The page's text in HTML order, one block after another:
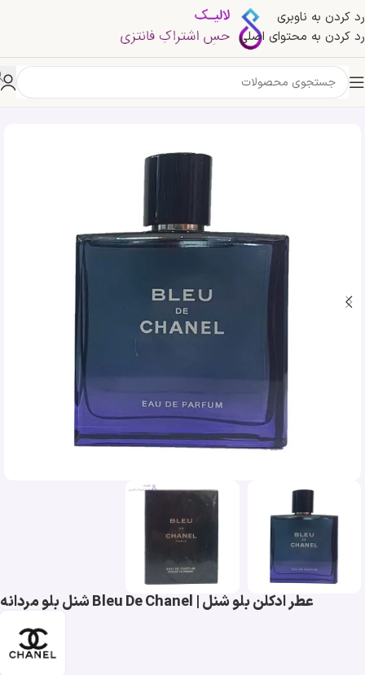
رد کردن به ناوبری
رد کردن به محتوای اصلی
خانه»فروشگاه»عطر ادکلن بلو شنل | Bleu De Chanel شنل بلو مردانه
عطر ادکلن بلو شنل | Bleu De Chanel شنل بلو مردانه